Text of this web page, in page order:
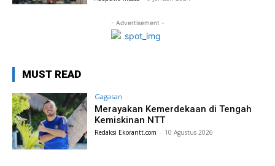
- Advertisement -
MUST READ
Gagasan
Merayakan Kemerdekaan di Tengah
Kemiskinan NTT
Redaksi Ekorantt.com - 10 Agustus 2026